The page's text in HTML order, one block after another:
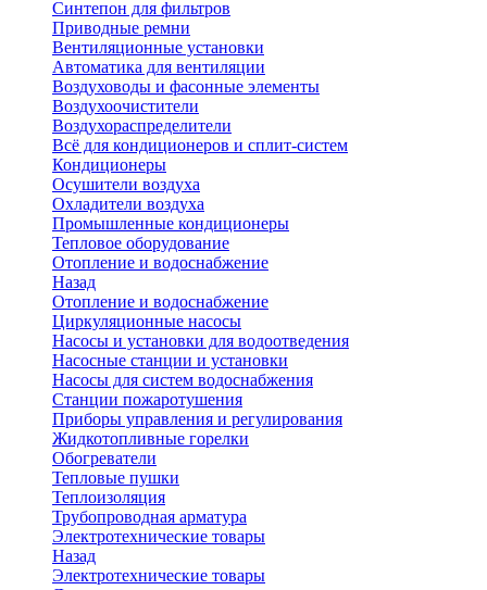
Синтепон для фильтров
Приводные ремни
Вентиляционные установки
Автоматика для вентиляции
Воздуховоды и фасонные элементы
Воздухоочистители
Воздухораспределители
Всё для кондиционеров и сплит-систем
Кондиционеры
Осушители воздуха
Охладители воздуха
Промышленные кондиционеры
Тепловое оборудование
Отопление и водоснабжение
Назад
Отопление и водоснабжение
Циркуляционные насосы
Насосы и установки для водоотведения
Насосные станции и установки
Насосы для систем водоснабжения
Станции пожаротушения
Приборы управления и регулирования
Жидкотопливные горелки
Обогреватели
Тепловые пушки
Теплоизоляция
Трубопроводная арматура
Электротехнические товары
Назад
Электротехнические товары